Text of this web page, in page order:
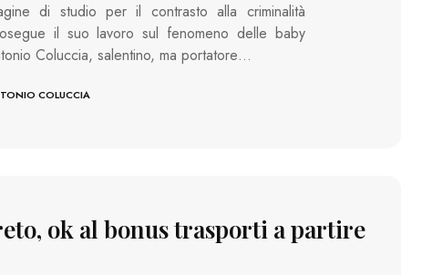
di studio per il contrasto alla criminalità
il suo lavoro sul fenomeno delle baby
Coluccia, salentino, ma portatore…
COLUCCIA
ok al bonus trasporti a partire